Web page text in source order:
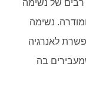
רבים של נשימה
נשימה
לאנרגיה
בה